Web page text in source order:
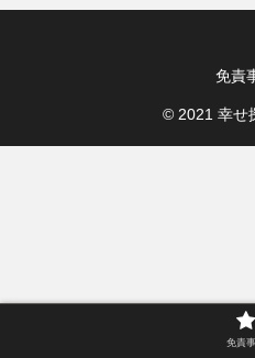
免責
© 2021 幸せ
免責